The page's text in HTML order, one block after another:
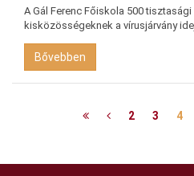
A Gál Ferenc Főiskola 500
kisközösségeknek a vírusjárvány
Bővebben
2 3 4